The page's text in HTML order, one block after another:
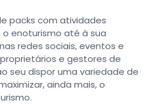
packs com atividades
enoturismo até à sua
redes sociais, eventos e
e gestores de
seu dispor uma variedade de
ainda mais, o